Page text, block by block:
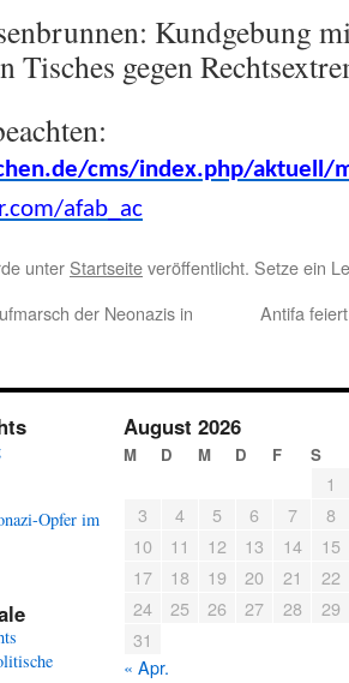
Kundgebung
Tisches gegen
cms/index.php/aktuell/
afab_ac
unter Startseiteveröffentlicht. Setze ein
der Neonazis in
Antifa
Opfer im
August 2026
M D M D F S
1
3
4 5 6 7
8
10
11 12 13 14
15
17
18 19 20 21
22
24
25 26 27 28
29
31
« Apr.